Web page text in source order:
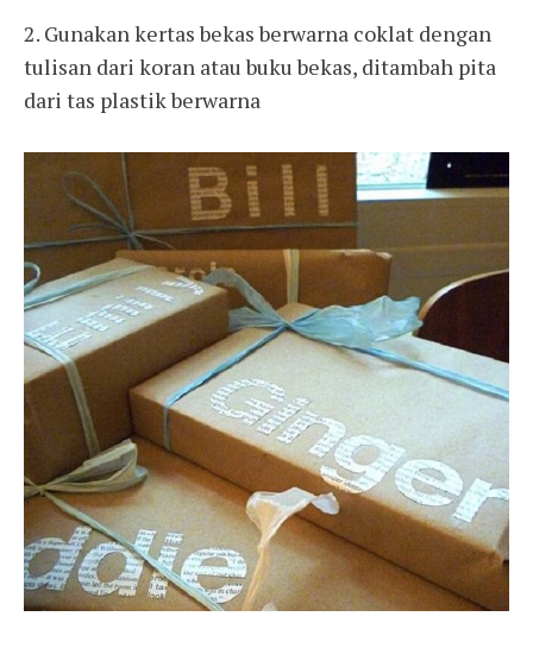
2. Gunakan kertas bekas berwarna coklat dengan
tulisan dari koran atau buku bekas, ditambah pita
dari tas plastik berwarna